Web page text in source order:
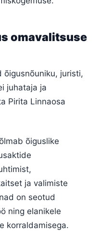
omavalitsuse
õigusnõuniku, juristi,
juhataja ja
Pirita Linnaosa
õiguslike
ja valimiste
on seotud
ning elanikele
korraldamisega.